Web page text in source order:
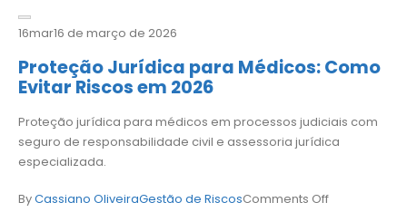
16mar16 de março de 2026
Proteção Jurídica para Médicos: Como
Evitar Riscos em 2026
Proteção jurídica para médicos em processos judiciais com
seguro de responsabilidade civil e assessoria jurídica
especializada.
ByCassiano OliveiraGestão de RiscosComments Off